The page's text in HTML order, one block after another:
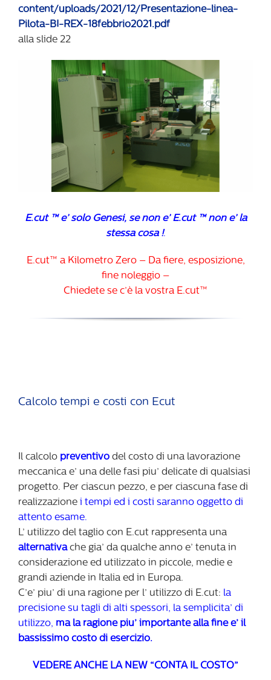
content/uploads/2021/12/Presentazione-linea-
Pilota-BI-REX-18febbrio2021.pdf
alla slide 22
E.cut ™ e’ solo Genesi, se non e’ E.cut ™ non e’ la
stessa cosa !.
E.cut™ a Kilometro Zero – Da fiere, esposizione,
fine noleggio –
Chiedete se c’è la vostra E.cut™
Calcolo tempi e costi con Ecut
Il calcolo preventivo del costo di una lavorazione
meccanica e’ una delle fasi piu’ delicate di qualsiasi
progetto. Per ciascun pezzo, e per ciascuna fase di
realizzazione i tempi ed i costi saranno oggetto di
attento esame.
L’ utilizzo del taglio con E.cut rappresenta una
alternativache gia’ da qualche anno e’ tenuta in
considerazione ed utilizzato in piccole, medie e
grandi aziende in Italia ed in Europa.
C’e’ piu’ di una ragione per l’ utilizzo di E.cut: la
precisione su tagli di alti spessori, la semplicita’ di
utilizzo, ma la ragione piu’ importante alla fine e’ il
bassissimo costo di esercizio.
VEDERE ANCHE LA NEW “CONTA IL COSTO”